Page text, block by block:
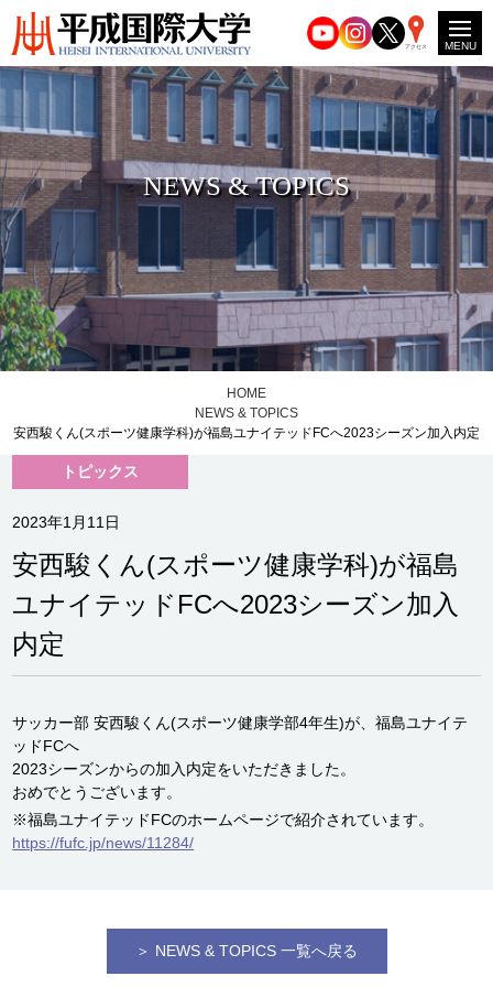
アクセス MENU
NEWS & TOPICS
HOME
NEWS & TOPICS
安西駿くん(スポーツ健康学科)が福島ユナイテッドFCへ2023シーズン加入内定
トピックス
2023年1月11日
安西駿くん(スポーツ健康学科)が福島
ユナイテッドFCへ2023シーズン加入
内定
サッカー部 安西駿くん(スポーツ健康学部4年生)が、福島ユナイテ
ッドFCへ
2023シーズンからの加入内定をいただきました。
おめでとうございます。
※福島ユナイテッドFCのホームページで紹介されています。
https://fufc.jp/news/11284/
＞ NEWS & TOPICS 一覧へ戻る